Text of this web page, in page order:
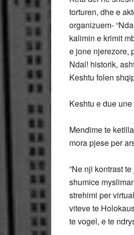
torturen, dhe e
organizuem-
kalimin e krimit
e jone njerezore,
Ndal! historik,
Keshtu folen
Keshtu e due
Mendime te
mora pjese per
”Ne nji kontrast
shumice
strehimi per
viteve te
te vogel, e te